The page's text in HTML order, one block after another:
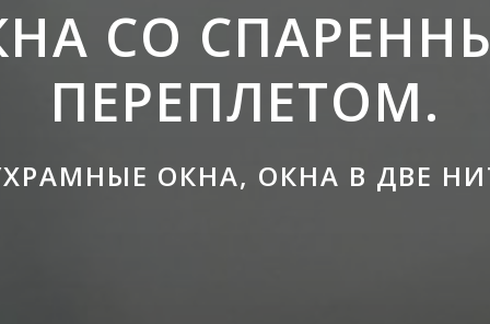
СО
ПЕРЕПЛЕТОМ.
ОКНА, ОКНА В ДВЕ